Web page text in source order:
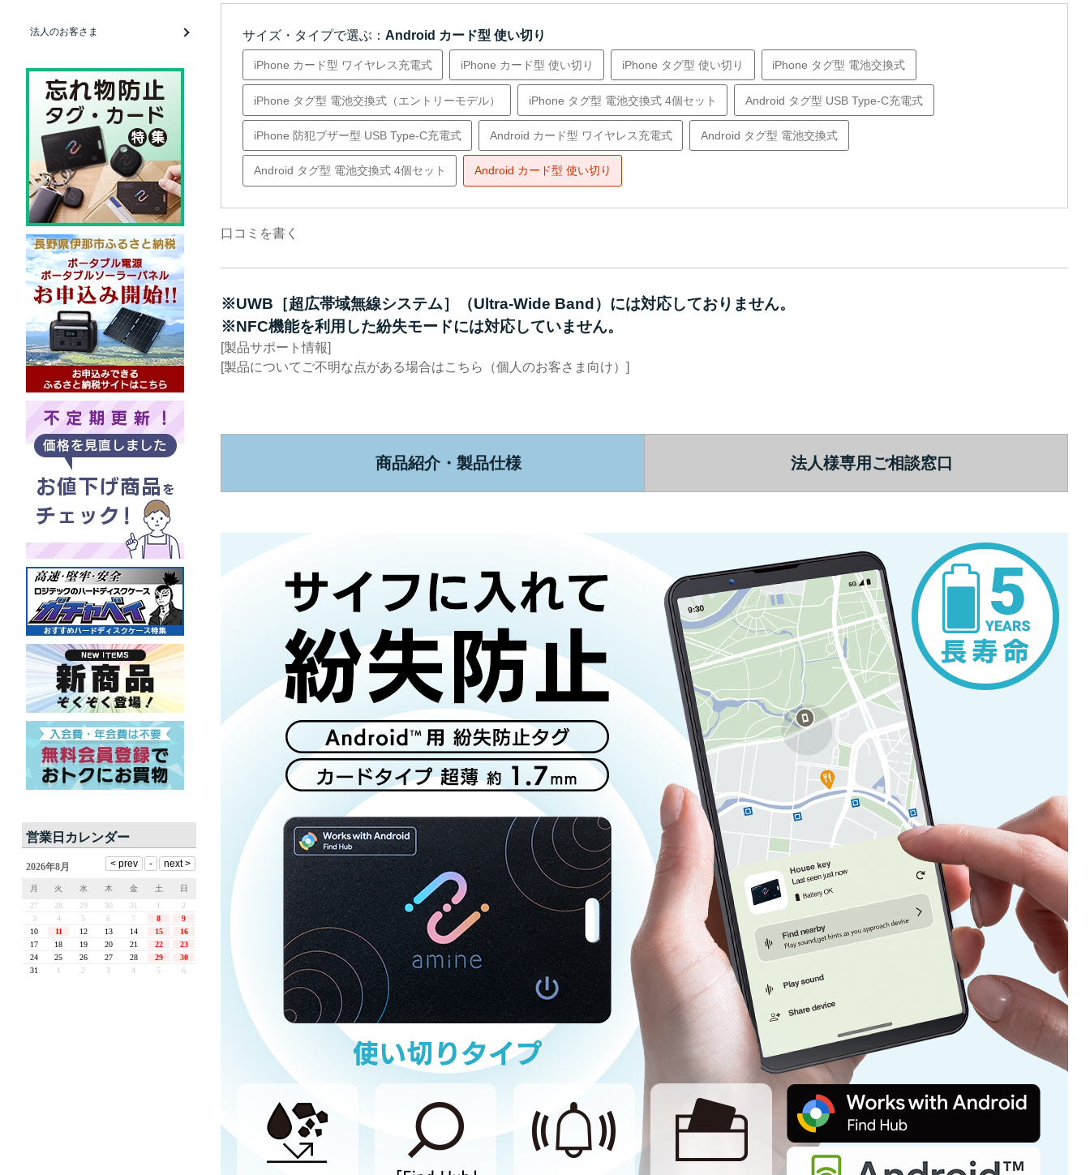
サイズ・タイプで選ぶ： Android カード型 使い切り
iPhone カード型 ワイヤレス充電式 iPhone カード型 使い切り iPhone タグ型 使い切り iPhone タグ型 電池交換式
iPhone タグ型 電池交換式（エントリーモデル） iPhone タグ型 電池交換式 4個セット Android タグ型 USB Type-C充電式
iPhone 防犯ブザー型 USB Type-C充電式 Android カード型 ワイヤレス充電式 Android タグ型 電池交換式
Android タグ型 電池交換式 4個セット Android カード型 使い切り
口コミを書く
※UWB［超広帯域無線システム］（Ultra-Wide Band）には対応しておりません。
※NFC機能を利用した紛失モードには対応していません。
[製品サポート情報]
[製品についてご不明な点がある場合はこちら（個人のお客さま向け）]
商品紹介・製品仕様 法人様専用ご相談窓口
法人のお客さま
営業日カレンダー